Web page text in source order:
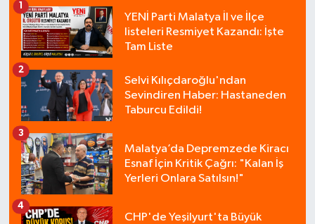
YENİ Parti Malatya İl ve İlçe
listeleri Resmiyet Kazandı: İşte
Tam Liste
1
Selvi Kılıçdaroğlu'ndan
Sevindiren Haber: Hastaneden
Taburcu Edildi!
2
Malatya’da Depremzede Kiracı
Esnaf İçin Kritik Çağrı: "Kalan İş
Yerleri Onlara Satılsın!"
3
CHP'de Yeşilyurt'ta Büyük
4